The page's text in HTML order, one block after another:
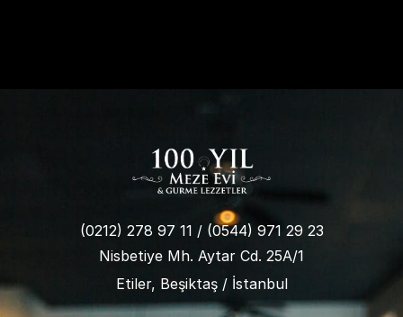
(0212) 278 97 11 / (0544) 971 29 23
Nisbetiye Mh. Aytar Cd. 25A/1
Etiler, Beşiktaş / İstanbul